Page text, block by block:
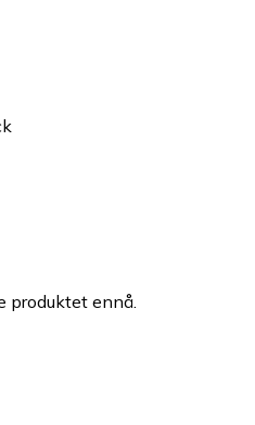
produktet ennå.